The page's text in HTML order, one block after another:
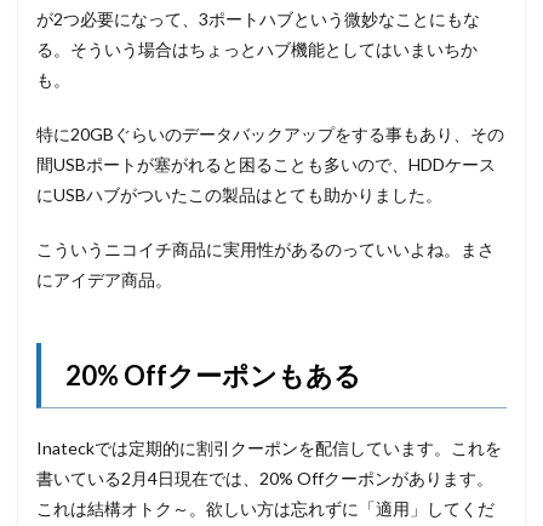
が2つ必要になって、3ポートハブという微妙なことにもな
る。そういう場合はちょっとハブ機能としてはいまいちか
も。
特に20GBぐらいのデータバックアップをする事もあり、その
間USBポートが塞がれると困ることも多いので、HDDケース
にUSBハブがついたこの製品はとても助かりました。
こういうニコイチ商品に実用性があるのっていいよね。まさ
にアイデア商品。
20% Offクーポンもある
Inateckでは定期的に割引クーポンを配信しています。これを
書いている2月4日現在では、20% Offクーポンがあります。
これは結構オトク～。欲しい方は忘れずに「適用」してくだ